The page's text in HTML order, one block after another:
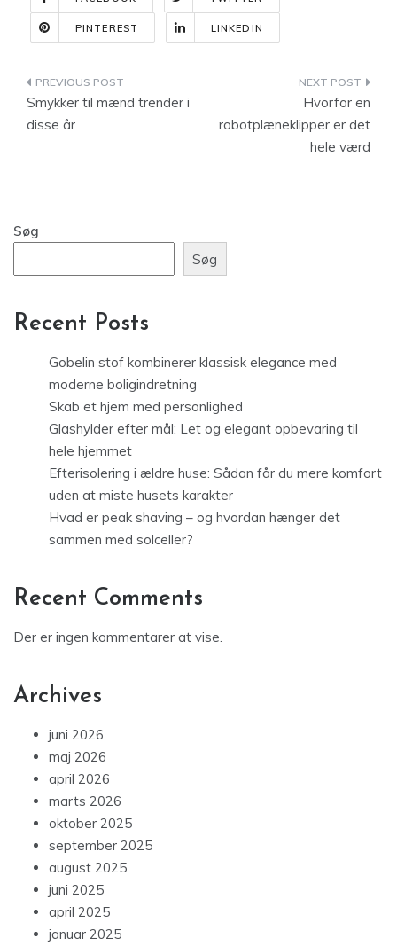
PINTEREST LINKEDIN
Indlægsnavigation
Smykker til mænd trender i
disse år
Hvorfor en
robotplæneklipper er det
hele værd
Søg
Søg
Recent Posts
Gobelin stof kombinerer klassisk elegance med
moderne boligindretning
Skab et hjem med personlighed
Glashylder efter mål: Let og elegant opbevaring til
hele hjemmet
Efterisolering i ældre huse: Sådan får du mere komfort
uden at miste husets karakter
Hvad er peak shaving – og hvordan hænger det
sammen med solceller?
Recent Comments
Der er ingen kommentarer at vise.
Archives
juni 2026
maj 2026
april 2026
marts 2026
oktober 2025
september 2025
august 2025
juni 2025
april 2025
januar 2025